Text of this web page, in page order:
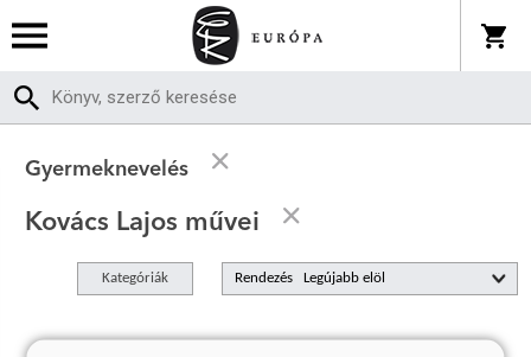
Gyermeknevelés
Kovács Lajos művei
Kategóriák Rendezés